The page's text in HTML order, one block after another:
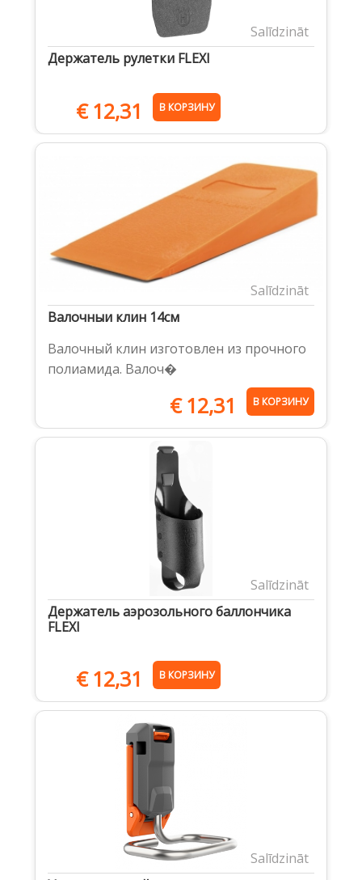
Salīdzināt
Держатель рулетки FLEXI
€ 12,31 В КОРЗИНУ
Salīdzināt
Валочныи клин 14cм
Валочный клин изготовлен из прочного
полиамида. Валоч�
€12,31 В КОРЗИНУ
Salīdzināt
Держатель аэрозольного баллончика
FLEXI
€ 12,31 В КОРЗИНУ
Salīdzināt